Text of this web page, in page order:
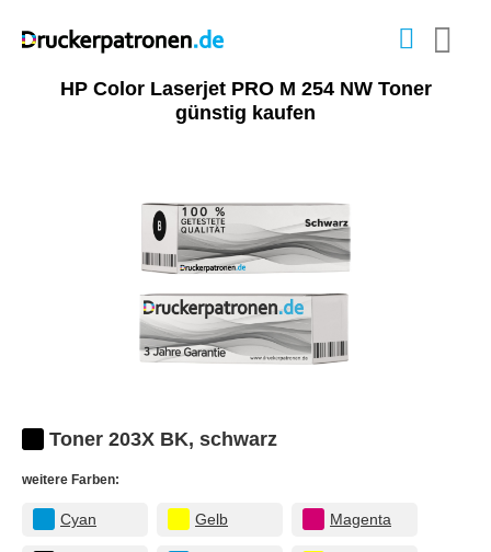
HP Color Laserjet PRO M 254 NW Toner
günstig kaufen
Toner 203X BK, schwarz
weitere Farben:
Cyan Gelb Magenta